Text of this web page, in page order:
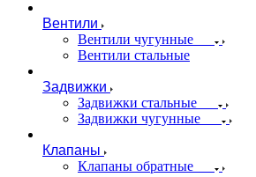
Вентили
Вентили чугунные
Вентили стальные
Задвижки
Задвижки стальные
Задвижки чугунные
Клапаны
Клапаны обратные